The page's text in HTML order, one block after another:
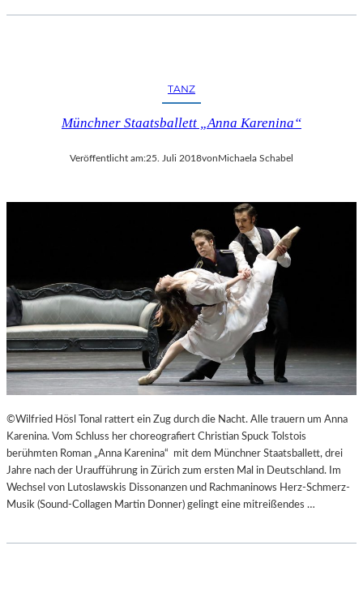
C
B
I
“
U
R
U
M
G
E
K
H
R
T
TANZ
Münchner Staatsballett „Anna Karenina“
Veröffentlicht am:25. Juli 2018vonMichaela Schabel
©Wilfried Hösl Tonal rattert ein Zug durch die Nacht. Alle trauern um Anna
Karenina. Vom Schluss her choreografiert Christian Spuck Tolstois
berühmten Roman „Anna Karenina“ mit dem Münchner Staatsballett, drei
Jahre nach der Uraufführung in Zürich zum ersten Mal in Deutschland. Im
Wechsel von Lutoslawskis Dissonanzen und Rachmaninows Herz-Schmerz-
Musik (Sound-Collagen Martin Donner) gelingt eine mitreißendes …